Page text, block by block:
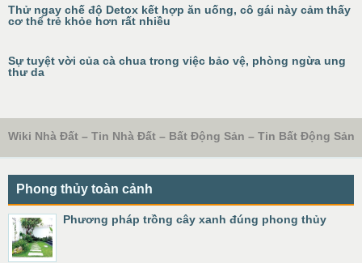
Thử ngay chế độ Detox kết hợp ăn uống, cô gái này cảm thấy
cơ thể trẻ khỏe hơn rất nhiều
Sự tuyệt vời của cà chua trong việc bảo vệ, phòng ngừa ung
thư da
Wiki Nhà Đất – Tin Nhà Đất – Bất Động Sản – Tin Bất Động Sản
Phong thủy toàn cảnh
Phương pháp trồng cây xanh đúng phong thủy